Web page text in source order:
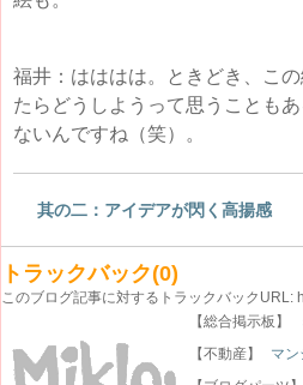
福井：はははは。ときどき、こ
たらどうしようって思うことも
ないんですね（笑）。
其の二：アイデアが閃く高揚感
トラックバック(0)
このブログ記事に対するトラックバックURL:
【総合掲示板】
【不動産】
マン